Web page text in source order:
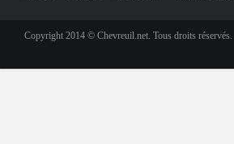
Copyright 2014 © Chevreuil.net. Tous droits réservés.